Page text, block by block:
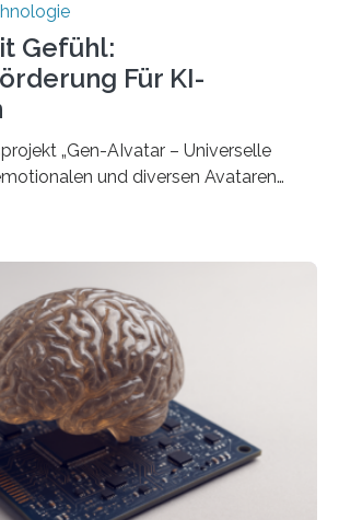
Gefühl:
Für KI-
„Gen-AIvatar – Universelle
und diversen Avataren
von rund 2 Millionen Euro. Dabei
und der TH Köln gemeinsam mit
eine neuartige, KI-gestützte
von Emotionen für realistische
entwickelt innovative und
Methoden, um lebensechte Avatare zu
wichtig ist uns eine ganzheitliche
Stimme, Körperbewegung, Gestik
sind…